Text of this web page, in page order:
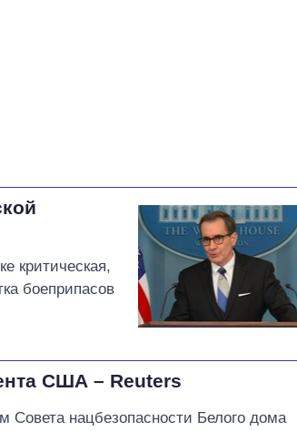
критическая,
боеприпасов
США – Reuters
Совета нацбезопасности Белого дома